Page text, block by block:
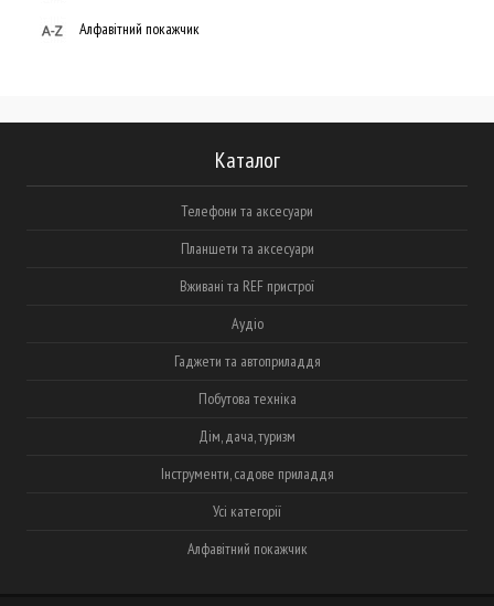
Алфавітний покажчик
Каталог
Телефони та аксесуари
Планшети та аксесуари
Вживані та REF пристрої
Аудіо
Гаджети та автоприладдя
Побутова техніка
Дім, дача, туризм
Інструменти, садове приладдя
Усі категорії
Алфавітний покажчик